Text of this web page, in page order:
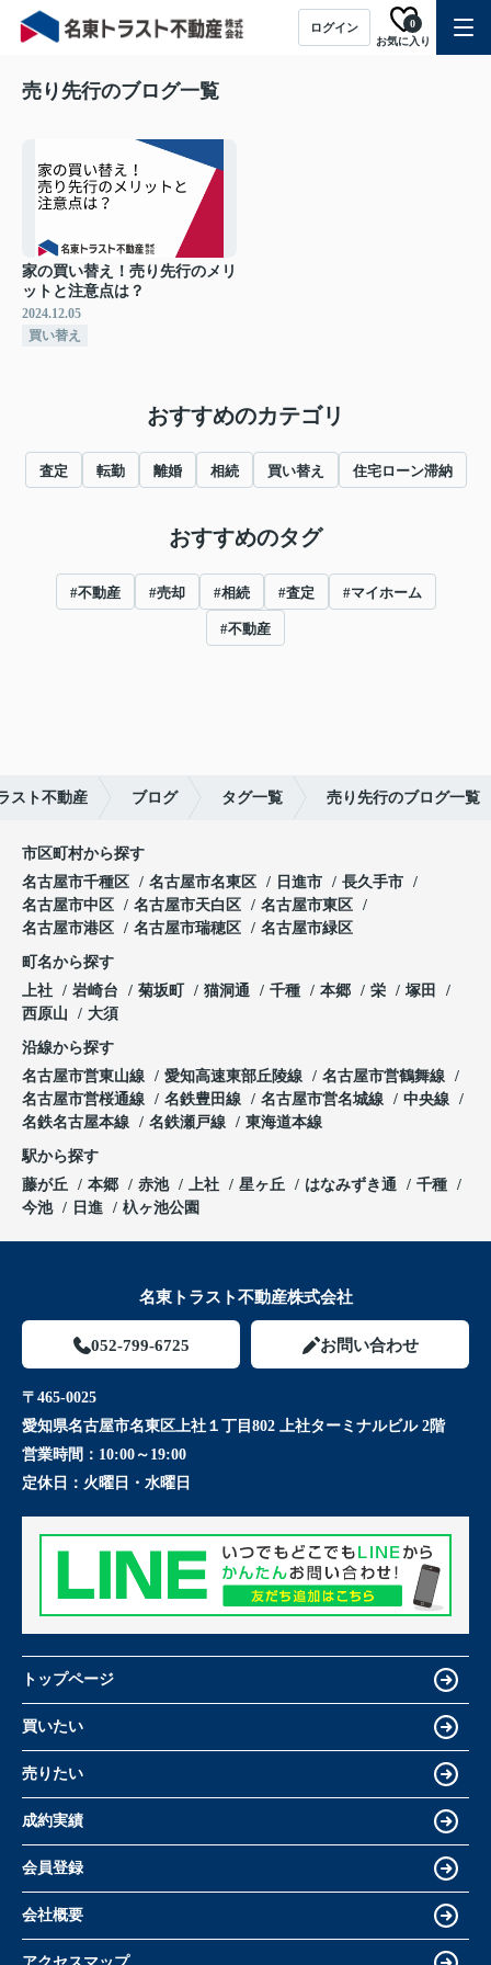
ログイン
お気に入り
0
売り先行のブログ一覧
家の買い替え！売り先行のメリ
ットと注意点は？
2024.12.05
買い替え
おすすめのカテゴリ
査定 転勤 離婚 相続 買い替え 住宅ローン滞納
おすすめのタグ
#不動産 #売却 #相続 #査定 #マイホーム
#不動産
スト不動産 ブログ タグ一覧 売り先行のブログ一覧
市区町村から探す
名古屋市千種区
名古屋市名東区 日進市
長久手市
名古屋市中区
名古屋市天白区
名古屋市東区
名古屋市港区
名古屋市瑞穂区 名古屋市緑区
町名から探す
上社
岩崎台 菊坂町 猫洞通 千種 本郷 栄
塚田
西原山
大須
沿線から探す
名古屋市営東山線
愛知高速東部丘陵線
名古屋市営鶴舞線
名古屋市営桜通線
名鉄豊田線 名古屋市営名城線
中央線
名鉄名古屋本線
名鉄瀬戸線 東海道本線
駅から探す
藤が丘
本郷 赤池 上社 星ヶ丘 はなみずき通
千種
今池
日進 杁ヶ池公園
名東トラスト不動産株式会社
052-799-6725 お問い合わせ
〒465-0025
愛知県名古屋市名東区上社１丁目802 上社ターミナルビル 2階
営業時間： 10:00～19:00
定休日： 火曜日・水曜日
トップページ
買いたい
売りたい
成約実績
会員登録
会社概要